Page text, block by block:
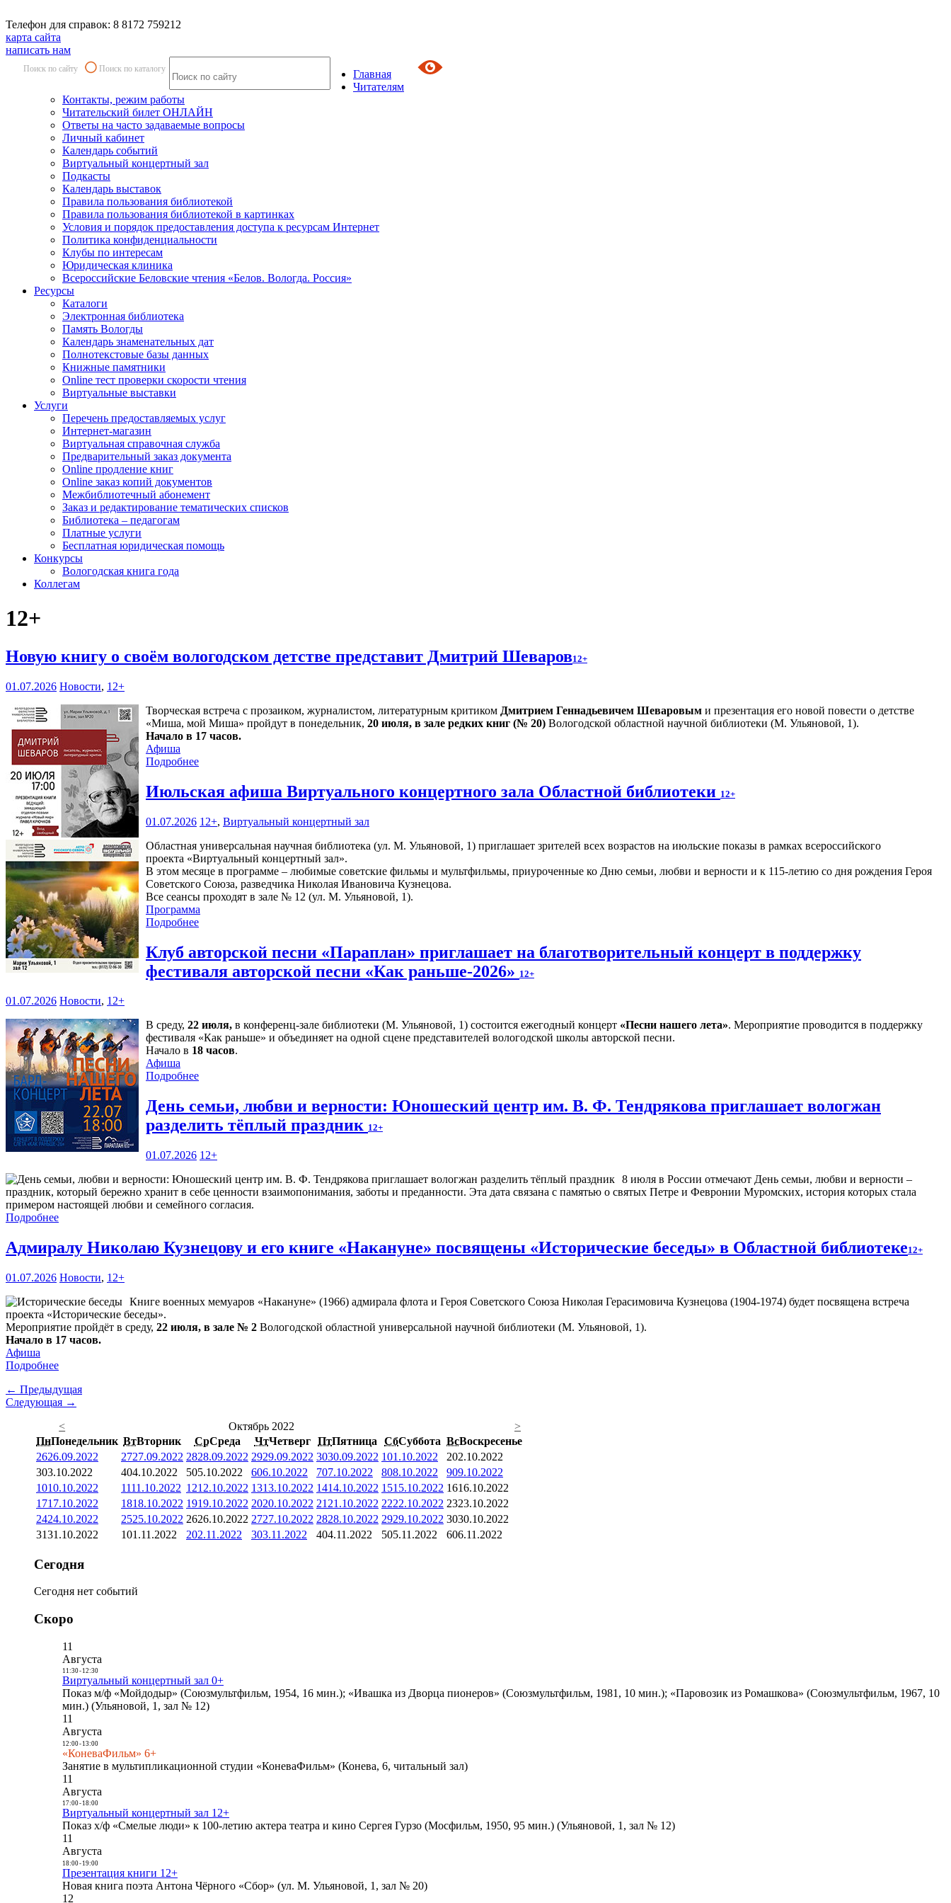
Телефон для справок: 8 8172 759212
карта сайта
написать нам
Поиск по сайту Поиск по каталогу
Главная
Читателям
Контакты, режим работы
Читательский билет ОНЛАЙН
Ответы на часто задаваемые вопросы
Личный кабинет
Календарь событий
Виртуальный концертный зал
Подкасты
Календарь выставок
Правила пользования библиотекой
Правила пользования библиотекой в картинках
Условия и порядок предоставления доступа к ресурсам Интернет
Политика конфиденциальности
Клубы по интересам
Юридическая клиника
Всероссийские Беловские чтения «Белов. Вологда. Россия»
Ресурсы
Каталоги
Электронная библиотека
Память Вологды
Календарь знаменательных дат
Полнотекстовые базы данных
Книжные памятники
Online тест проверки скорости чтения
Виртуальные выставки
Услуги
Перечень предоставляемых услуг
Интернет-магазин
Виртуальная справочная служба
Предварительный заказ документа
Online продление книг
Online заказ копий документов
Межбиблиотечный абонемент
Заказ и редактирование тематических списков
Библиотека – педагогам
Платные услуги
Бесплатная юридическая помощь
Конкурсы
Вологодская книга года
Коллегам
12+
Новую книгу о своём вологодском детстве представит Дмитрий Шеваров12+
01.07.2026 Новости, 12+
Творческая встреча с прозаиком, журналистом, литературным критиком Дмитрием Геннадьевичем Шеваровым и презентация его новой повести о детстве
«Миша, мой Миша» пройдут в понедельник, 20 июля, в зале редких книг (№ 20) Вологодской областной научной библиотеки (М. Ульяновой, 1).
Начало в 17 часов.
Афиша
Подробнее
Июльская афиша Виртуального концертного зала Областной библиотеки 12+
01.07.2026 12+, Виртуальный концертный зал
Областная универсальная научная библиотека (ул. М. Ульяновой, 1) приглашает зрителей всех возрастов на июльские показы в рамках всероссийского
проекта «Виртуальный концертный зал».
В этом месяце в программе – любимые советские фильмы и мультфильмы, приуроченные ко Дню семьи, любви и верности и к 115-летию со дня рождения Героя
Советского Союза, разведчика Николая Ивановича Кузнецова.
Все сеансы проходят в зале № 12 (ул. М. Ульяновой, 1).
Программа
Подробнее
Клуб авторской песни «Параплан» приглашает на благотворительный концерт в поддержку
фестиваля авторской песни «Как раньше-2026» 12+
01.07.2026 Новости, 12+
В среду, 22 июля, в конференц-зале библиотеки (М. Ульяновой, 1) состоится ежегодный концерт «Песни нашего лета». Мероприятие проводится в поддержку
фестиваля «Как раньше» и объединяет на одной сцене представителей вологодской школы авторской песни.
Начало в 18 часов.
Афиша
Подробнее
День семьи, любви и верности: Юношеский центр им. В. Ф. Тендрякова приглашает вологжан
разделить тёплый праздник 12+
01.07.2026 12+
8 июля в России отмечают День семьи, любви и верности –
праздник, который бережно хранит в себе ценности взаимопонимания, заботы и преданности. Эта дата связана с памятью о святых Петре и Февронии Муромских, история которых стала
примером настоящей любви и семейного согласия.
Подробнее
Адмиралу Николаю Кузнецову и его книге «Накануне» посвящены «Исторические беседы» в Областной библиотеке12+
01.07.2026 Новости, 12+
Книге военных мемуаров «Накануне» (1966) адмирала флота и Героя Советского Союза Николая Герасимовича Кузнецова (1904-1974) будет посвящена встреча
проекта «Исторические беседы».
Мероприятие пройдёт в среду, 22 июля, в зале № 2 Вологодской областной универсальной научной библиотеки (М. Ульяновой, 1).
Начало в 17 часов.
Афиша
Подробнее
← Предыдущая
Следующая →
<
Октябрь 2022
>
ПнПонедельник ВтВторник СрСреда ЧтЧетверг ПтПятница СбСуббота ВсВоскресенье
2626.09.2022 2727.09.2022 2828.09.2022 2929.09.2022 3030.09.2022 101.10.2022 202.10.2022
303.10.2022 404.10.2022 505.10.2022 606.10.2022 707.10.2022 808.10.2022 909.10.2022
1010.10.2022 1111.10.2022 1212.10.2022 1313.10.2022 1414.10.2022 1515.10.2022 1616.10.2022
1717.10.2022 1818.10.2022 1919.10.2022 2020.10.2022 21 21.10.2022 2222.10.2022 2323.10.2022
2424.10.2022 2525.10.2022 2626.10.2022 2727.10.2022 2828.10.2022 2929.10.2022 3030.10.2022
3131.10.2022 101.11.2022 202.11.2022 303.11.2022 404.11.2022 505.11.2022 606.11.2022
Сегодня
Сегодня нет событий
Скоро
11
Августа
11:30- 12:30
Виртуальный концертный зал 0+
Показ м/ф «Мойдодыр» (Союзмультфильм, 1954, 16 мин.); «Ивашка из Дворца пионеров» (Союзмультфильм, 1981, 10 мин.); «Паровозик из Ромашкова» (Союзмультфильм, 1967, 10
мин.) (Ульяновой, 1, зал № 12)
11
Августа
12:00- 13:00
«КоневаФильм» 6+
Занятие в мультипликационной студии «КоневаФильм» (Конева, 6, читальный зал)
11
Августа
17:00- 18:00
Виртуальный концертный зал 12+
Показ х/ф «Смелые люди» к 100-летию актера театра и кино Сергея Гурзо (Мосфильм, 1950, 95 мин.) (Ульяновой, 1, зал № 12)
11
Августа
18:00- 19:00
Презентация книги 12+
Новая книга поэта Антона Чёрного «Сбор» (ул. М. Ульяновой, 1, зал № 20)
12